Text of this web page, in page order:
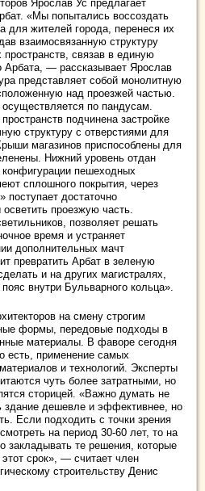
Ярослав Ус предлагает
«Мы попытались воссоздать
для жителей города, перенеся их
взаимосвязанную структуру
связав в единую
Арбата, — рассказывает Ярослав
представляет собой монолитную
над проезжей частью.
по пандусам.
подчинена застройке
структуру с отверстиями для
магазинов приспособлены для
Нижний уровень отдан
конфигурации пешеходных
сплошного покрытия, через
поступает достаточно
проезжую часть.
позволяет решать
время и устраняет
дополнительных мачт
превратить Арбат в зеленую
и на других магистралях,
внутри Бульварного кольца».
на смену строгим
формы, передовые подходы в
материалы. В фаворе сегодня
есть, применение самых
и технологий. Эксперты
чуть более затратными, но
сторицей. «Важно думать не
здание дешевле и эффективнее, но
Если подходить с точки зрения
на период 30-60 лет, то на
закладывать те решения, которые
срок», — считает член
строительству Денис